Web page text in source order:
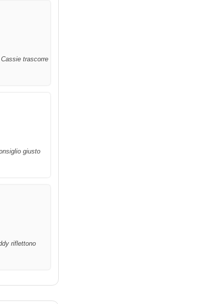
trascorre
giusto
riflettono